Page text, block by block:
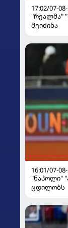
17:02/07-
"რეალმა"
შეიძინა
16:01/07-
"ნაპოლი"
ცდილობს